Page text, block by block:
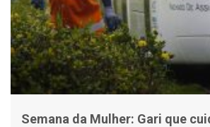
Semana da Mulher: Gari que